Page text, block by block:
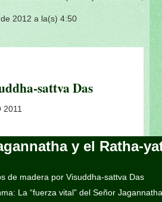
2012 a la(s) 4:50
sattva Das
2011
y el Ratha-
de madera por Visuddha-sattva Das
La “fuerza vital” del Señor